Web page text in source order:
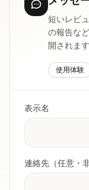
短いレビ
の報告な
開されます
使用体験
表示名
連絡先（任意・